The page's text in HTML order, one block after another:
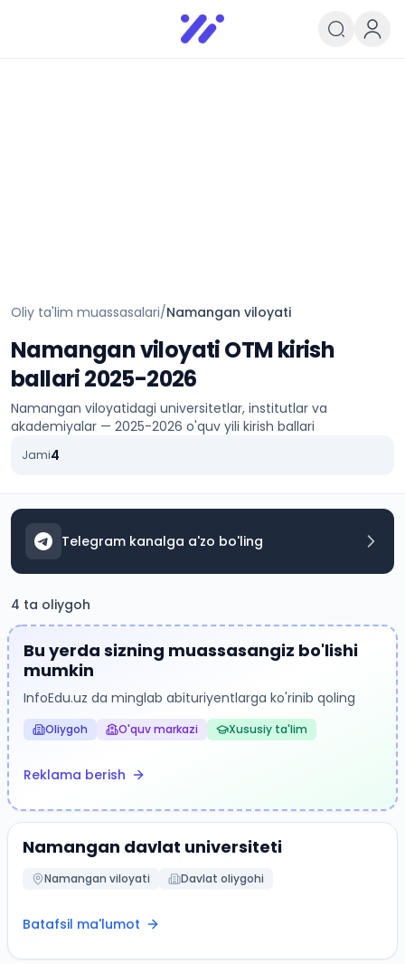
Infoedu
Ta&#039;lim xabarlari va
Oliy ta'lim muassasalari/Namangan viloyati
Namangan viloyatiOTM kirish
ballari 2025-2026
Namangan viloyatidagi universitetlar, institutlar va
akademiyalar — 2025-2026 o'quv yili kirish ballari
Jami4
Telegram kanalga a'zo bo'ling
4 ta oliygoh
REKLAMA JOYI
Bu yerda sizning muassasangiz bo'lishi
mumkin
InfoEdu.uz da minglab abituriyentlarga ko'rinib qoling
Oliygoh O'quv markazi Xususiy ta'lim
Reklama berish
Namangan davlat universiteti
Namangan viloyati Davlat oliygohi
Batafsil ma'lumot